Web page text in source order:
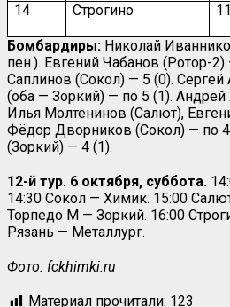
14 Строгино 11
Бомбардиры: Николай
пен.). Евгений Чабанов (Ротор-
Саплинов (Сокол) — 5 (0).
(оба — Зоркий) — по 5 (1).
Илья Молтенинов (Салют),
Фёдор Дворников (Сокол) — по
(Зоркий) — 4 (1).
12-й тур. 6 октября, суббота.
14:30 Сокол — Химик. 15:00
Торпедо М — Зоркий. 16:00
Рязань — Металлург.
Фото: fckhimki.ru
Материал прочитали: 123